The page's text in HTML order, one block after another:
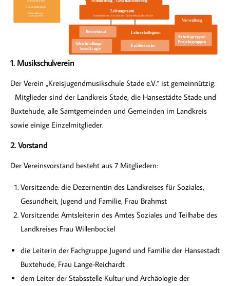
1. Musikschulverein
Der Verein „Kreisjugendmusikschule Stade e.V.“ ist gemeinnützig.
Mitglieder sind der Landkreis Stade, die Hansestädte Stade und
Buxtehude, alle Samtgemeinden und Gemeinden im Landkreis
sowie einige Einzelmitglieder.
2. Vorstand
Der Vereinsvorstand besteht aus 7 Mitgliedern:
Vorsitzende: die Dezernentin des Landkreises für Soziales,
Gesundheit, Jugend und Familie, Frau Brahmst
Vorsitzende: Amtsleiterin des Amtes Soziales und Teilhabe des
Landkreises Frau Willenbockel
die Leiterin der Fachgruppe Jugend und Familie der Hansestadt
Buxtehude, Frau Lange-Reichardt
dem Leiter der Stabsstelle Kultur und Archäologie der